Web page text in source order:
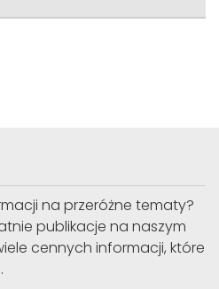
na przeróżne tematy?
publikacje na naszym
cennych informacji, które